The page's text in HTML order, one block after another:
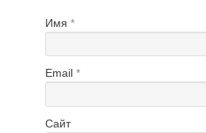
Имя *
Email *
Сайт